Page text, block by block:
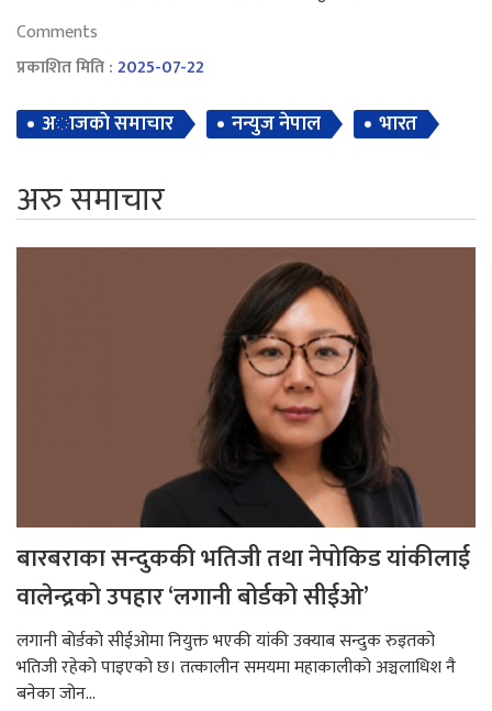
Comments
प्रकाशित मिति :2025-07-22
अाजकाे समाचार नन्युज नेपाल भारत
अरु समाचार
बारबराका सन्दुककी भतिजी तथा नेपोकिड यांकीलाई
वालेन्द्रको उपहार ‘लगानी बोर्डको सीईओ’
लगानी बोर्डको सीईओमा नियुक्त भएकी यांकी उक्याब सन्दुक रुइतको
भतिजी रहेको पाइएको छ। तत्कालीन समयमा महाकालीको अञ्चलाधिश नै
बनेका जोन...